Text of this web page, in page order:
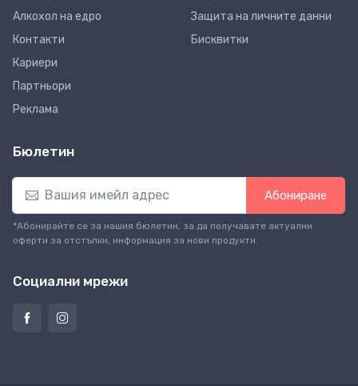
Алкохол на едро
Контакти
Кариери
Партньори
Реклама
Защита на личните данни
Бисквитки
Бюлетин
Абониране
*Абонирайте се за нашия бюлетин, за да получавате актуални
оферти за отстъпки, информация за нови продукти.
Социални мрежи